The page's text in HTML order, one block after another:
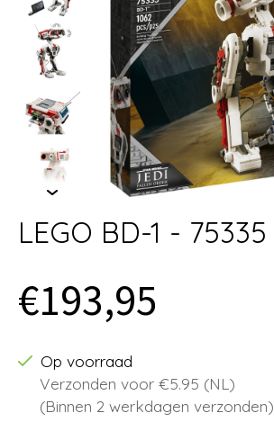
LEGO BD-1 - 75335
€193,95
Op voorraad
Verzonden voor €5.95 (NL)
(Binnen 2 werkdagen verzonden)